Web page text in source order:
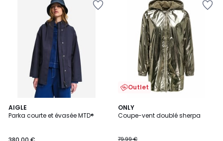
AIGLE
Parka courte et évasée MTD®
2
Couleurs
Outlet
ONLY
Coupe-vent doublé sherpa
79,99 €